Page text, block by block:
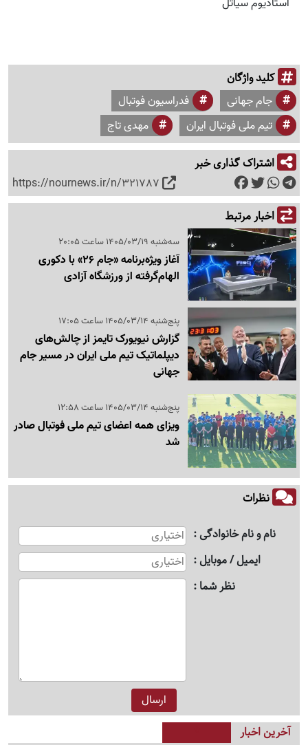
استادیوم سیاتل
کلید واژگان
جام جهانی
فدراسیون فوتبال
تیم ملی فوتبال ایران
مهدی تاج
اشتراک گذاری خبر
https://nournews.ir/n/321787
اخبار مرتبط
سه‌شنبه 1405/03/19 ساعت 20:05
آغاز ویژه‌برنامه «جام 26» با دکوری
الهام‌گرفته از ورزشگاه آزادی
پنج‌شنبه 1405/03/14 ساعت 17:05
گزارش نیویورک تایمز از چالش‌های
دیپلماتیک تیم ملی ایران در مسیر جام
جهانی
پنج‌شنبه 1405/03/14 ساعت 12:58
ویزای همه اعضای تیم ملی فوتبال صادر
شد
نظرات
نام و نام خانوادگی
ایمیل / موبایل
نظر شما
آخرین اخبار